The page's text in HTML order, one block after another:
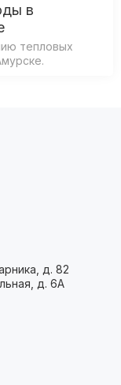
в
тепловых
д. 82
д. 6А